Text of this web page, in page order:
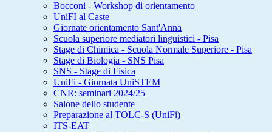
Bocconi - Workshop di orientamento
UniFI al Caste
Giornate orientamento Sant'Anna
Scuola superiore mediatori linguistici - Pisa
Stage di Chimica - Scuola Normale Superiore - Pisa
Stage di Biologia - SNS Pisa
SNS - Stage di Fisica
UniFi - Giornata UniSTEM
CNR: seminari 2024/25
Salone dello studente
Preparazione al TOLC-S (UniFi)
ITS-EAT